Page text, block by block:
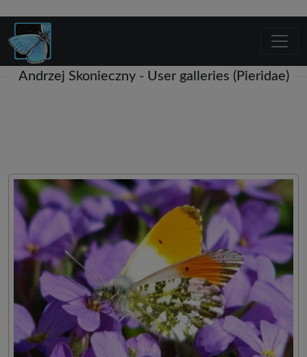
Andrzej Skonieczny - User galleries (Pieridae)